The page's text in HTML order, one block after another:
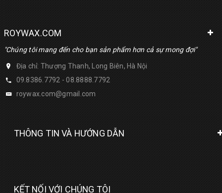
ROYWAX.COM
"Chúng tôi mang đến cho bạn sản phẩm hơn cả sự mong đợi"
Địa chỉ: Thượng Thanh, Long Biên, Hà Nội
09.8386.7792 - 08.8888.7792
roywax.com@gmail.com
THÔNG TIN VÀ HƯỚNG DẪN
KẾT NỐI VỚI CHÚNG TÔI